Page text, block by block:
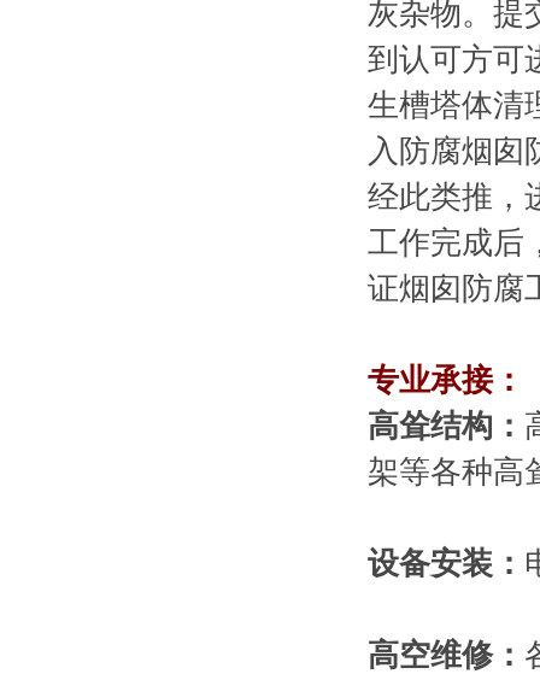
灰杂物。提
到认可方可
生槽塔体清
入防腐烟囱
经此类推，
工作完成后
证烟囱防腐
专业承接：
高耸结构：
架等各种高
设备安装：
高空维修：